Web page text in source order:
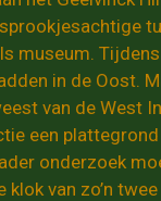
museum.
in de Oost.
van de West
een
onderzoek
klok van zo’n